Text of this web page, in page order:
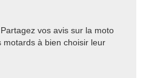
vos avis sur la moto
motards à bien choisir leur